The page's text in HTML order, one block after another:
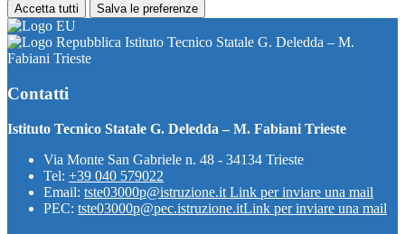
Accetta tutti Salva le preferenze
Istituto Tecnico Statale G. Deledda – M.
Fabiani Trieste
Contatti
Istituto Tecnico Statale G. Deledda – M. Fabiani Trieste
Via Monte San Gabriele n. 48 - 34134 Trieste
Tel: +39 040 579022
Email: tste03000p@istruzione.it Link per inviare una mail
PEC: tste03000p@pec.istruzione.itLink per inviare una mail